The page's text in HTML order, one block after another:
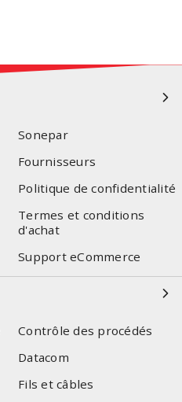
Sonepar
Fournisseurs
Politique de confidentialité
Termes et conditions
d'achat
Support eCommerce
Contrôle des procédés
Datacom
Fils et câbles